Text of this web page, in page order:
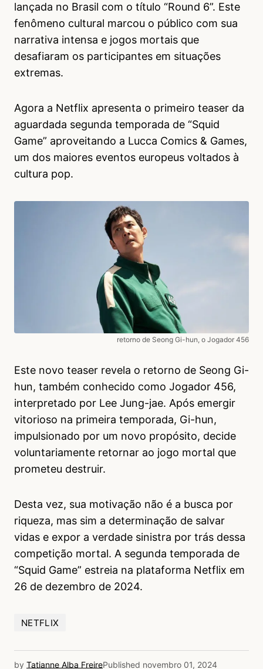
lançada no Brasil com o título “Round 6”. Este
fenômeno cultural marcou o público com sua
narrativa intensa e jogos mortais que
desafiaram os participantes em situações
extremas.
Agora a Netflix apresenta o primeiro teaser da
aguardada segunda temporada de “Squid
Game” aproveitando a Lucca Comics & Games,
um dos maiores eventos europeus voltados à
cultura pop.
retorno de Seong Gi-hun, o Jogador 456
Este novo teaser revela o retorno de Seong Gi-
hun, também conhecido como Jogador 456,
interpretado por Lee Jung-jae. Após emergir
vitorioso na primeira temporada, Gi-hun,
impulsionado por um novo propósito, decide
voluntariamente retornar ao jogo mortal que
prometeu destruir.
Desta vez, sua motivação não é a busca por
riqueza, mas sim a determinação de salvar
vidas e expor a verdade sinistra por trás dessa
competição mortal. A segunda temporada de
“Squid Game” estreia na plataforma Netflix em
26 de dezembro de 2024.
NETFLIX
by Tatianne Alba FreirePublished novembro 01, 2024